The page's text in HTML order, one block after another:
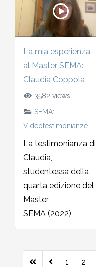
La mia esperienza
al Master SEMA:
Claudia Coppola
3582 views
SEMA:
Videotestimonianze
La testimonianza di
Claudia,
studentessa della
quarta edizione del
Master
SEMA (2022)
1 2